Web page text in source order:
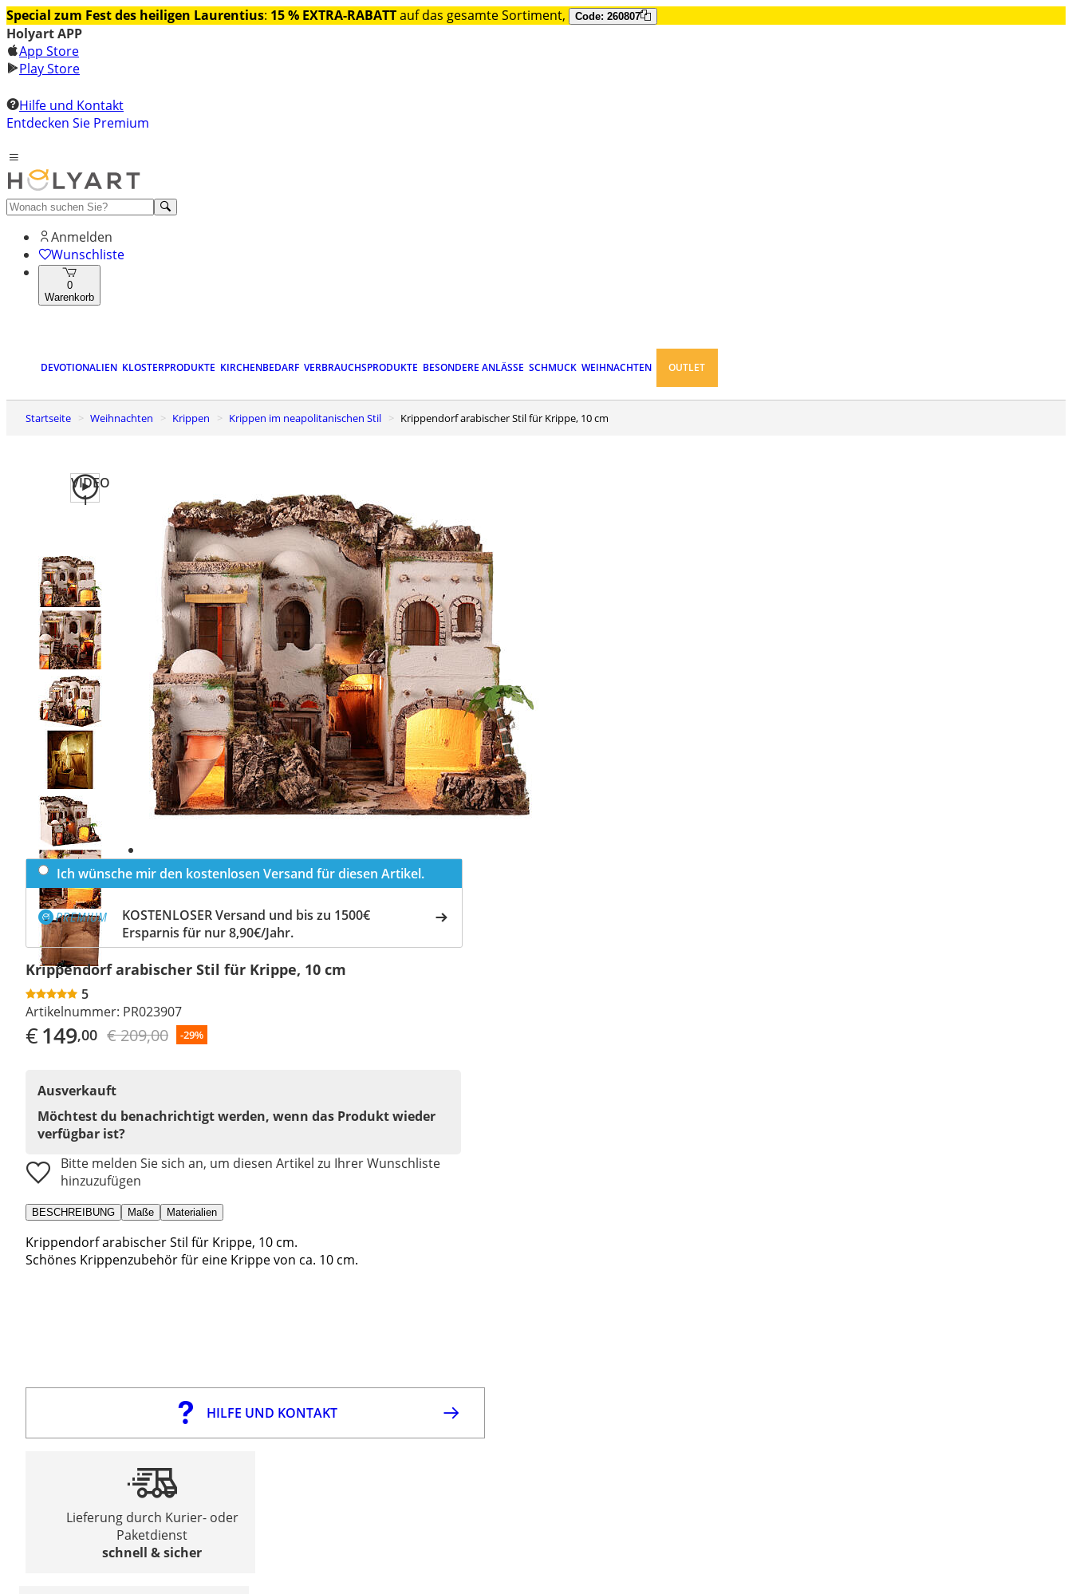
Special zum Fest des heiligen Laurentius: 15 % EXTRA-RABATTauf das gesamte Sortiment, Code: 260807
Holyart APP
App Store
Play Store
Hilfe und Kontakt
Entdecken Sie Premium
Anmelden
Wunschliste
0
Warenkorb
DEVOTIONALIEN KLOSTERPRODUKTE KIRCHENBEDARF VERBRAUCHSPRODUKTE BESONDERE ANLÄSSE SCHMUCK WEIHNACHTEN OUTLET
Startseite Weihnachten Krippen Krippen im neapolitanischen Stil Krippendorf arabischer Stil für Krippe, 10 cm
VIDEO
1
Previous
slide
Next
slide
Ich wünsche mir den kostenlosen Versand für diesen Artikel.
KOSTENLOSER Versand und bis zu 1500€
Ersparnis für nur 8,90€/Jahr.
Krippendorf arabischer Stil für Krippe, 10 cm
5
Artikelnummer: PR023907
€149,00 € 209,00 -29%
Ausverkauft
Möchtest du benachrichtigt werden, wenn das Produkt wieder
verfügbar ist?
Bitte melden Sie sich an, um diesen Artikel zu Ihrer Wunschliste
hinzuzufügen
BESCHREIBUNG Maße Materialien
Krippendorf arabischer Stil für Krippe, 10 cm.
Schönes Krippenzubehör für eine Krippe von ca. 10 cm.
HILFE UND KONTAKT
Lieferung durch Kurier- oder
Paketdienst
schnell & sicher